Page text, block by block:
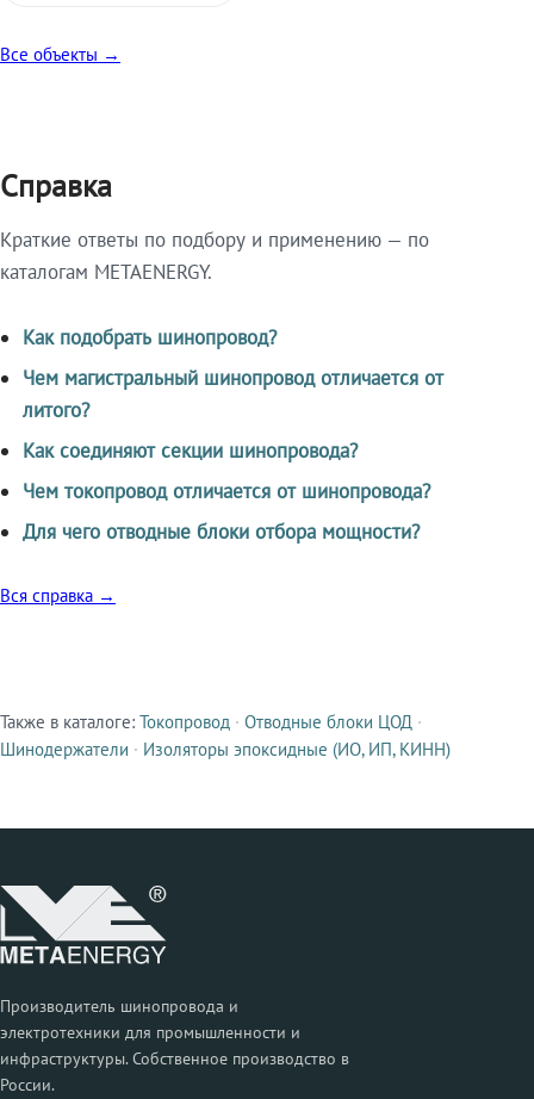
Все объекты →
Справка
Краткие ответы по подбору и применению — по
каталогам METAENERGY.
Как подобрать шинопровод?
Чем магистральный шинопровод отличается от
литого?
Как соединяют секции шинопровода?
Чем токопровод отличается от шинопровода?
Для чего отводные блоки отбора мощности?
Вся справка →
Смежные продукты
Также в каталоге: Токопровод · Отводные блоки ЦОД ·
Шинодержатели · Изоляторы эпоксидные (ИО, ИП, КИНН)
Производитель шинопровода и
электротехники для промышленности и
инфраструктуры. Собственное производство в
России.